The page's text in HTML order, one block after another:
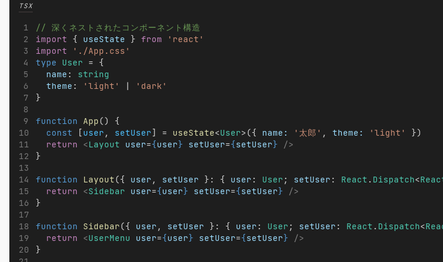
TSX
// 深くネストされたコンポーネント構造
import { useState } from
'react'
import
'./App.css'
type
User = {
name : string
theme : 'light' |
'dark'
}
function App() {
const [user , setUser] = useState<User>({ name: '太郎' , theme: 'light'
})
return
<Layout user={user} setUser={setUser}
/>
}
function Layout({ user , setUser }: { user : User ; setUser : React . Dispatch<
return
<Sidebar user={user} setUser={setUser}
/>
}
function Sidebar({ user , setUser }: { user : User ; setUser : React . Dispatch<
return
<UserMenu user={user} setUser={setUser}
/>
}